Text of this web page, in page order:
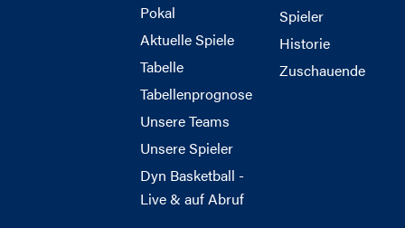
Pokal
Aktuelle Spiele
Tabelle
Tabellenprognose
Unsere Teams
Unsere Spieler
Dyn Basketball -
Live & auf Abruf
Spieler
Historie
Zuschauende